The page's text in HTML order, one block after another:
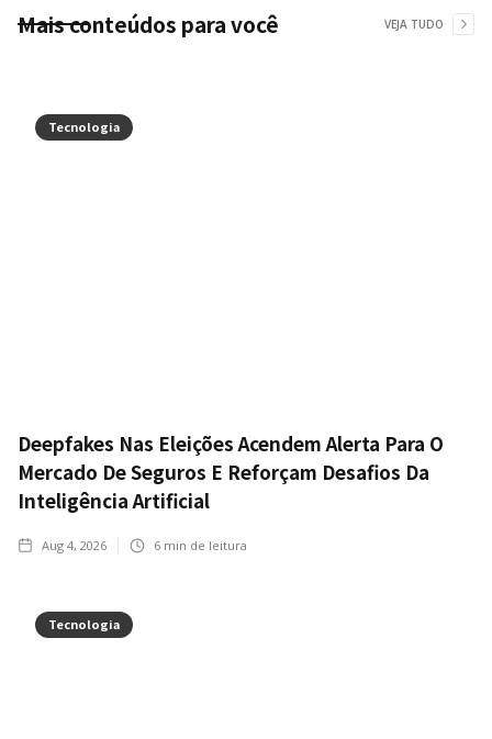
Mais conteúdos para você VEJA TUDO
Tecnologia
Deepfakes Nas Eleições Acendem Alerta Para O
Mercado De Seguros E Reforçam Desafios Da
Inteligência Artificial
Aug 4, 2026 6 min de leitura
Tecnologia